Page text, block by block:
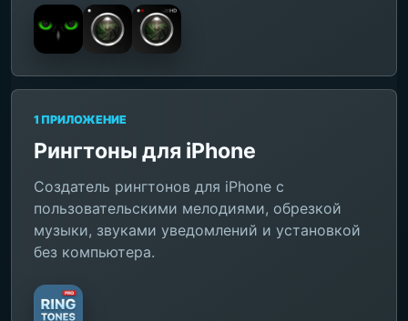
1 ПРИЛОЖЕНИЕ
Рингтоны для iPhone
Создатель рингтонов для iPhone с
пользовательскими мелодиями, обрезкой
музыки, звуками уведомлений и установкой
без компьютера.